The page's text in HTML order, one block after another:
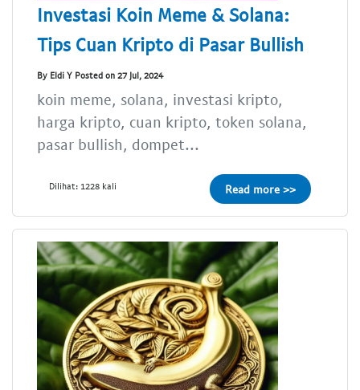
Investasi Koin Meme & Solana:
Tips Cuan Kripto di Pasar Bullish
By Eldi Y Posted on 27 Jul, 2024
koin meme, solana, investasi kripto,
harga kripto, cuan kripto, token solana,
pasar bullish, dompet...
Dilihat: 1228 kali Read more >>